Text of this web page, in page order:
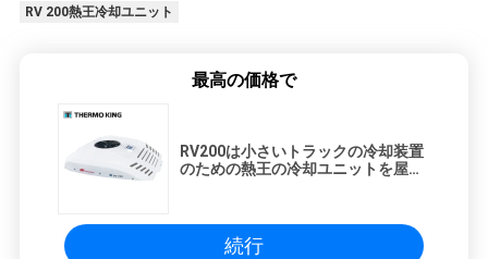
RV 200熱王冷却ユニット
最高の価格で
RV200は小さいトラックの冷却装置
のための熱王の冷却ユニットを屋根
続行